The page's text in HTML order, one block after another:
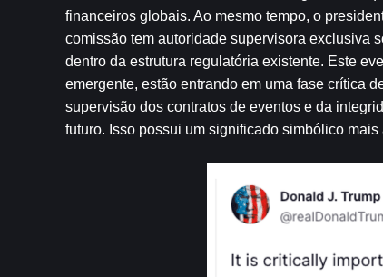
financeiros globais. Ao mesmo tempo, o
comissão tem autoridade supervisora ​​exclusiva
dentro da estrutura regulatória existente. Este
emergente, estão entrando em uma fase crítica
supervisão dos contratos de eventos e da
futuro. Isso possui um significado simbólico